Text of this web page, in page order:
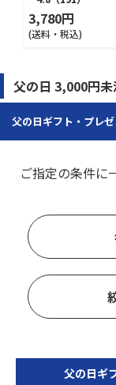
3,780円
(送料・税込)
父の日 3,000円
父の日ギフト・プレ
ご指定の条件に
父の日ギ